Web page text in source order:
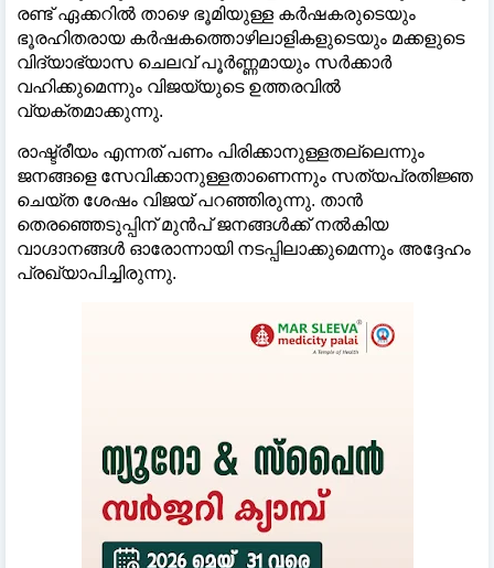
രണ്ട് ഏക്കറില്‍ താഴെ ഭൂമിയുള്ള കർഷകരുടെയും
ഭൂരഹിതരായ കർഷകത്തൊഴിലാളികളുടെയും മക്കളുടെ
വിദ്യാഭ്യാസ ചെലവ് പൂർണ്ണമായും സർക്കാർ
വഹിക്കുമെന്നും വിജയ്‌യുടെ ഉത്തരവില്‍
വ്യക്തമാക്കുന്നു.
രാഷ്ട്രീയം എന്നത് പണം പിരിക്കാനുള്ളതല്ലെന്നും
ജനങ്ങളെ സേവിക്കാനുള്ളതാണെന്നും സത്യപ്രതിജ്ഞ
ചെയ്ത ശേഷം വിജയ് പറഞ്ഞിരുന്നു. താൻ
തെരഞ്ഞെടുപ്പിന് മുൻപ് ജനങ്ങള്‍ക്ക് നല്‍കിയ
വാഗ്ദാനങ്ങള്‍ ഓരോന്നായി നടപ്പിലാക്കുമെന്നും അദ്ദേഹം
പ്രഖ്യാപിച്ചിരുന്നു.